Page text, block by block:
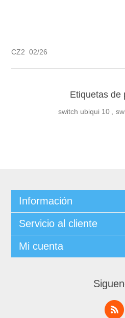
CZ2 02/26
Etiquetas de
switch ubiqui 10 ,
Información
Servicio al cliente
Mi cuenta